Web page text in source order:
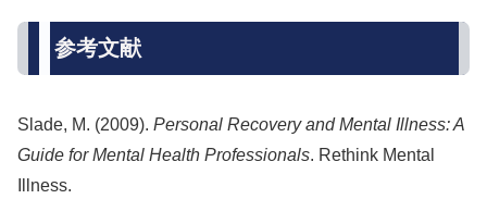
参考文献
Slade, M. (2009). Personal Recovery and Mental Illness: A
Guide for Mental Health Professionals. Rethink Mental
Illness.